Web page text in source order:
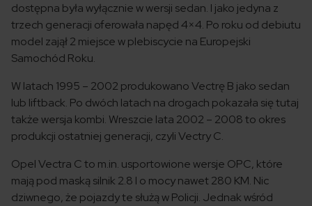
dostępna była wyłącznie w wersji sedan. I jako jedyna z
trzech generacji oferowała napęd 4×4. Po roku od debiutu
model zajął 2 miejsce w plebiscycie na Europejski
Samochód Roku.
W latach 1995 – 2002 produkowano Vectrę B jako sedan
lub liftback. Po dwóch latach na drogach pokazała się tutaj
także wersja kombi. Wreszcie lata 2002 – 2008 to okres
produkcji ostatniej generacji, czyli Vectry C.
Opel Vectra C to m.in. usportowione wersje OPC, które
mają pod maską silnik 2.8 l o mocy nawet 280 KM. Nic
dziwnego, że pojazdy te służą w Policji. Jednak wśród